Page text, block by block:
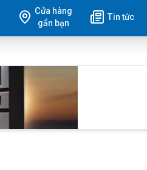
Cửa hàng
gần bạn
Tin tức